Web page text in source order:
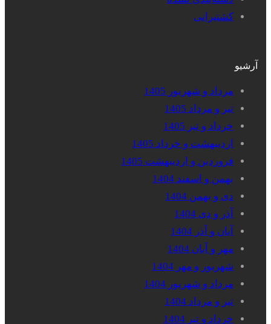
کشتیرانی
آرشیو
مرداد و شهریور 1405
تیر و مرداد 1405
خرداد و تیر 1405
اردیبهشت و خرداد 1405
فروردین و اردیبهشت 1405
بهمن و اسفند 1404
دی و بهمن 1404
آذر و دی 1404
آبان و آذر 1404
مهر و آبان 1404
شهریور و مهر 1404
مرداد و شهریور 1404
تیر و مرداد 1404
خرداد و تیر 1404